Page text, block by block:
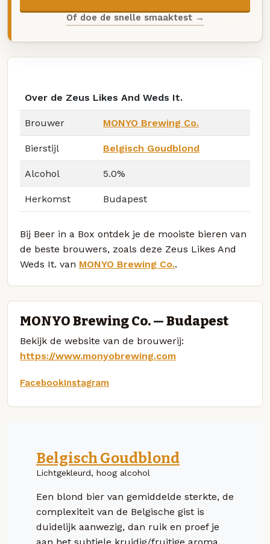
Of doe de snelle smaaktest →
Over de Zeus Likes And Weds It.
Brouwer MONYO Brewing Co.
Bierstijl Belgisch Goudblond
Alcohol 5.0%
Herkomst Budapest
Bij Beer in a Box ontdek je de mooiste bieren van
de beste brouwers, zoals deze Zeus Likes And
Weds It. van MONYO Brewing Co..
MONYO Brewing Co. — Budapest
Bekijk de website van de brouwerij:
https://www.monyobrewing.com
FacebookInstagram
Belgisch Goudblond
Lichtgekleurd, hoog alcohol
Een blond bier van gemiddelde sterkte, de
complexiteit van de Belgische gist is
duidelijk aanwezig, dan ruik en proef je